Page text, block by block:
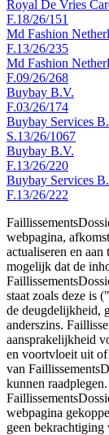
Royal De Vries
F.18/26/151
Md Fashion
F.13/26/235
Md Fashion
F.09/26/268
Buybay B.V.
F.03/26/174
Buybay Services
S.13/26/1067
Buybay B.V.
F.13/26/220
Buybay Services
F.13/26/222
webpagina,
actualiseren en
mogelijk dat de
staat zoals deze is
de deugdelijkheid,
anderszins.
aansprakelijkheid
en voortvloeit uit
van
kunnen
webpagina
geen bekrachtiging